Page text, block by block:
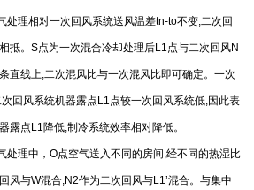
处理相对一次回风系统送风温差tn-to不变,二次回
抵。S点为一次混合冷却处理后L1点与二次回风N
直线上,二次混风比与一次混风比即可确定。一次
回风系统机器露点L1点较一次回风系统低,因此表
露点L1降低,制冷系统效率相对降低。
处理中，O点空气送入不同的房间,经不同的热湿比
风与W混合,N2作为二次回风与L1’混合。与集中